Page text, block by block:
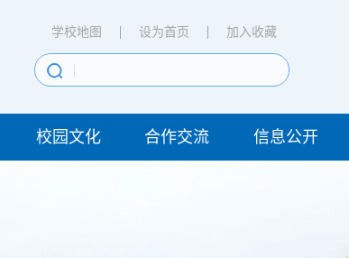
学校地图 设为首页 加入收藏
校园文化 合作交流 信息公开